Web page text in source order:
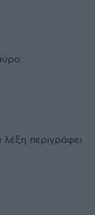
περιγράφει